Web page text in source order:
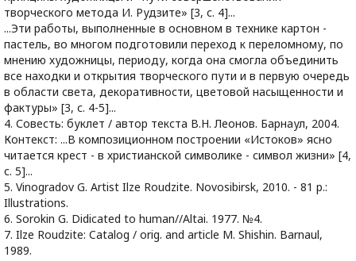
творческого метода И. Рудзите» [3, с. 4]...
...Эти работы, выполненные в основном в технике картон -
пастель, во многом подготовили переход к переломному, по
мнению художницы, периоду, когда она смогла объединить
все находки и открытия творческого пути и в первую очередь
в области света, декоративности, цветовой насыщенности и
фактуры» [3, с. 4-5]...
4. Совесть: буклет / автор текста В.Н. Леонов. Барнаул, 2004.
Контекст: ...В композиционном построении «Истоков» ясно
читается крест - в христианской символике - символ жизни» [4,
с. 5]...
5. Vinogradov G. Artist Ilze Roudzite. Novosibirsk, 2010. - 81 p.:
Illustrations.
6. Sorokin G. Didicated to human//Altai. 1977. №4.
7. Ilze Roudzite: Catalog / orig. and article M. Shishin. Barnaul,
1989.